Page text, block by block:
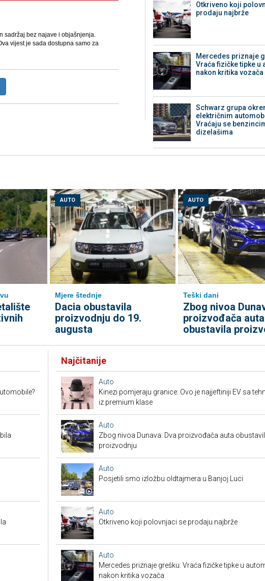
sadržaj bez najave i objašnjenja.
vijest je sada dostupna samo za
Otkriveno koji
prodaju najbrže
Mercedes priznaje
Vraća fizičke tipke u
nakon kritika vozača
Schwarz grupa
električnim
Vraćaju se
dizelašima
AUTO
Mjere štednje
Dacia obustavila
proizvodnju do 19.
augusta
AUTO
Teški dani
Zbog nivoa
proizvođača auta
obustavila
Najčitanije
Auto
Kinezi pomjeraju granice: Ovo je najjeftiniji EV sa
iz premium klase
Auto
Zbog nivoa Dunava: Dva proizvođača auta
proizvodnju
Auto
Posjetili smo izložbu oldtajmera u Banjoj Luci
Auto
Otkriveno koji polovnjaci se prodaju najbrže
Auto
Mercedes priznaje grešku: Vraća fizičke tipke u
nakon kritika vozača